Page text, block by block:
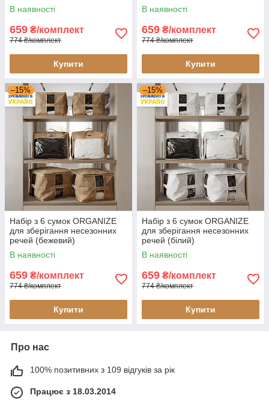
В наявності
659 ₴/комплект
774 ₴/комплект
Купити
В наявності
659 ₴/комплект
774 ₴/комплект
Купити
–15%
Набір з 6 сумок ORGANIZE
для зберігання несезонних
речей (бежевий)
В наявності
659 ₴/комплект
774 ₴/комплект
Купити
–15%
Набір з 6 сумок ORGANIZE
для зберігання несезонних
речей (білий)
В наявності
659 ₴/комплект
774 ₴/комплект
Купити
Про нас
100% позитивних з 109 відгуків за рік
Працює з 18.03.2014